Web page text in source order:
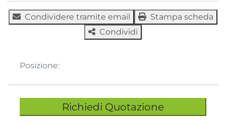
Condividere tramite email
Stampa scheda
Condividi
Posizione:
Richiedi Quotazione